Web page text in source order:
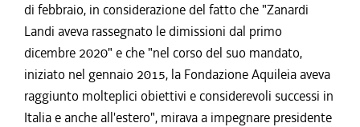
di febbraio, in considerazione del fatto che "Zanardi
Landi aveva rassegnato le dimissioni dal primo
dicembre 2020" e che "nel corso del suo mandato,
iniziato nel gennaio 2015, la Fondazione Aquileia aveva
raggiunto molteplici obiettivi e considerevoli successi in
Italia e anche all'estero", mirava a impegnare presidente